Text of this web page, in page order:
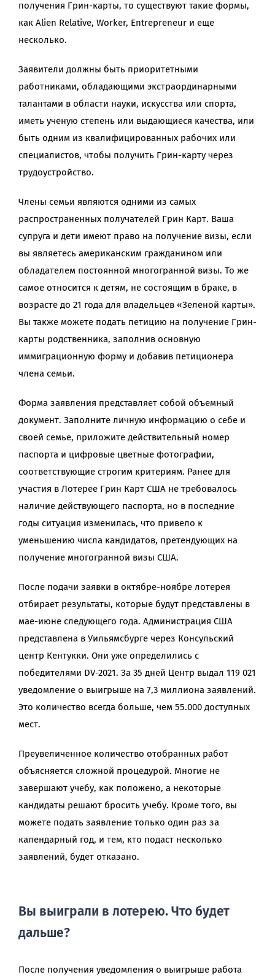
получения Грин-карты, то существуют такие формы,
как Alien Relative, Worker, Entrepreneur и еще
несколько.
Заявители должны быть приоритетными
работниками, обладающими экстраординарными
талантами в области науки, искусства или спорта,
иметь ученую степень или выдающиеся качества, или
быть одним из квалифицированных рабочих или
специалистов, чтобы получить Грин-карту через
трудоустройство.
Члены семьи являются одними из самых
распространенных получателей Грин Карт. Ваша
супруга и дети имеют право на получение визы, если
вы являетесь американским гражданином или
обладателем постоянной многогранной визы. То же
самое относится к детям, не состоящим в браке, в
возрасте до 21 года для владельцев «Зеленой карты».
Вы также можете подать петицию на получение Грин-
карты родственника, заполнив основную
иммиграционную форму и добавив петиционера
члена семьи.
Форма заявления представляет собой объемный
документ. Заполните личную информацию о себе и
своей семье, приложите действительный номер
паспорта и цифровые цветные фотографии,
соответствующие строгим критериям. Ранее для
участия в Лотерее Грин Карт США не требовалось
наличие действующего паспорта, но в последние
годы ситуация изменилась, что привело к
уменьшению числа кандидатов, претендующих на
получение многогранной визы США.
После подачи заявки в октябре-ноябре лотерея
отбирает результаты, которые будут представлены в
мае-июне следующего года. Администрация США
представлена в Уильямсбурге через Консульский
центр Кентукки. Они уже определились с
победителями DV-2021. За 35 дней Центр выдал 119 021
уведомление о выигрыше на 7,3 миллиона заявлений.
Это количество всегда больше, чем 55.000 доступных
мест.
Преувеличенное количество отобранных работ
объясняется сложной процедурой. Многие не
завершают учебу, как положено, а некоторые
кандидаты решают бросить учебу. Кроме того, вы
можете подать заявление только один раз за
календарный год, и тем, кто подаст несколько
заявлений, будет отказано.
Вы выиграли в лотерею. Что будет
дальше?
После получения уведомления о выигрыше работа